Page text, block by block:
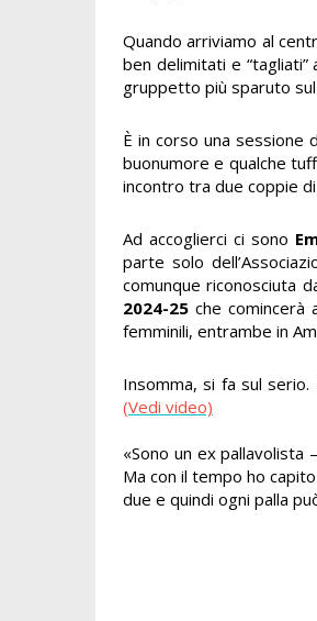
Quando arriviamo al
ben delimitati e
gruppetto più sparuto
È in corso una sessione
buonumore e qualche
incontro tra due coppie
Ad accoglierci ci sono
parte solo
comunque riconosciuta
2024-25che comincerà
femminili, entrambe in
Insomma, si fa sul
(Vedi video)
«Sono un ex pallavolista
Ma con il tempo ho
due e quindi ogni palla